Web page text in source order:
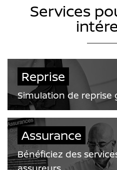
Services
Reprise
Simulation de reprise
Assurance
Bénéficiez des